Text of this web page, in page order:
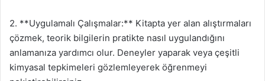
2. **Uygulamalı Çalışmalar:** Kitapta yer alan alıştırmaları
çözmek, teorik bilgilerin pratikte nasıl uygulandığını
anlamanıza yardımcı olur. Deneyler yaparak veya çeşitli
kimyasal tepkimeleri gözlemleyerek öğrenmeyi